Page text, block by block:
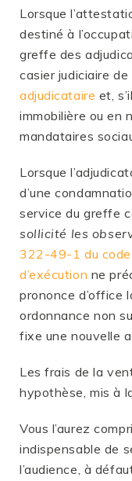
Lorsque
destiné à
greffe des
casier judiciaire de
adjudicataire et,
immobilière ou en
mandataires
Lorsque
d’une
service du greffe
sollicité les
322-49-1 du code
d’exécution ne
prononce d’office
ordonnance non
fixe une nouvelle
Les frais de la
hypothèse, mis à
Vous l’aurez
indispensable de
l’audience, à